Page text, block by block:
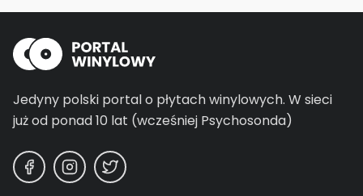
Jedyny polski portal o płytach winylowych. W sieci
już od ponad 10 lat (wcześniej Psychosonda)